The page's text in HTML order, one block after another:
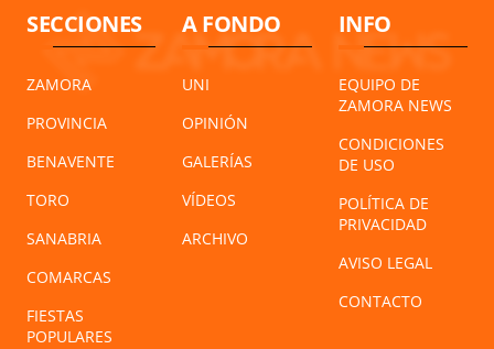
SECCIONES
ZAMORA
PROVINCIA
BENAVENTE
TORO
SANABRIA
COMARCAS
FIESTAS
POPULARES
A FONDO
UNI
OPINIÓN
GALERÍAS
VÍDEOS
ARCHIVO
INFO
EQUIPO DE
ZAMORA NEWS
CONDICIONES
DE USO
POLÍTICA DE
PRIVACIDAD
AVISO LEGAL
CONTACTO